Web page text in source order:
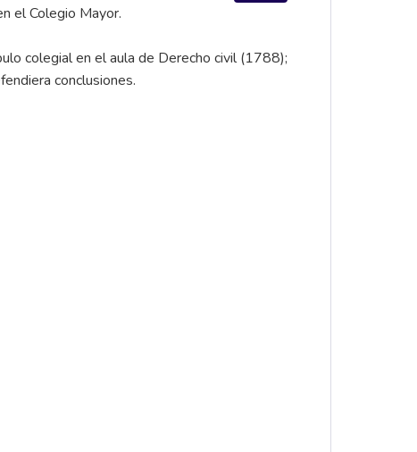
el Colegio Mayor.
colegial en el aula de Derecho civil (1788);
conclusiones.